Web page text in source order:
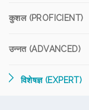
कुशल (PROFICIENT)
उन्नत (ADVANCED)
विशेषज्ञ (EXPERT)